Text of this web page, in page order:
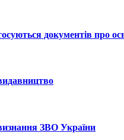
документів про
ЗВО України